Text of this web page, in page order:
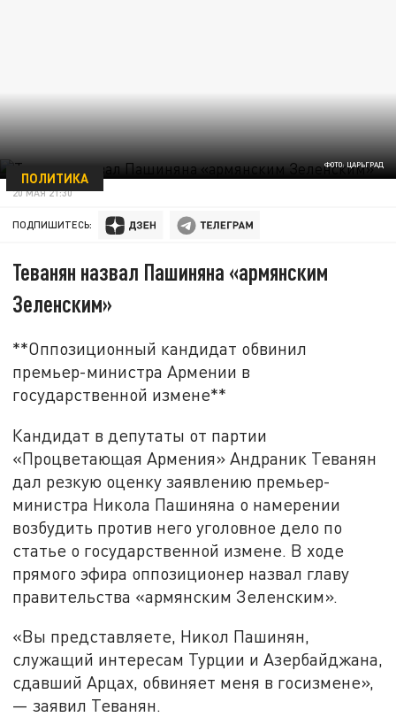
ФОТО: ЦАРЬГРАД
ПОЛИТИКА
20 МАЯ 21:30
ПОДПИШИТЕСЬ:
Теванян назвал Пашиняна «армянским
Зеленским»
**Оппозиционный кандидат обвинил
премьер-министра Армении в
государственной измене**
Кандидат в депутаты от партии
«Процветающая Армения» Андраник Теванян
дал резкую оценку заявлению премьер-
министра Никола Пашиняна о намерении
возбудить против него уголовное дело по
статье о государственной измене. В ходе
прямого эфира оппозиционер назвал главу
правительства «армянским Зеленским».
«Вы представляете, Никол Пашинян,
служащий интересам Турции и Азербайджана,
сдавший Арцах, обвиняет меня в госизмене»,
— заявил Теванян.